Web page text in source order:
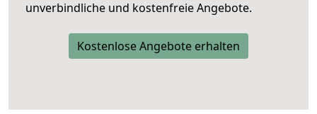
unverbindliche und kostenfreie Angebote.
Kostenlose Angebote erhalten